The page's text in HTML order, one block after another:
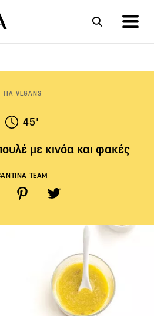
ΓΙΑ VEGANS
45'
με κινόα και φακές
TEAM